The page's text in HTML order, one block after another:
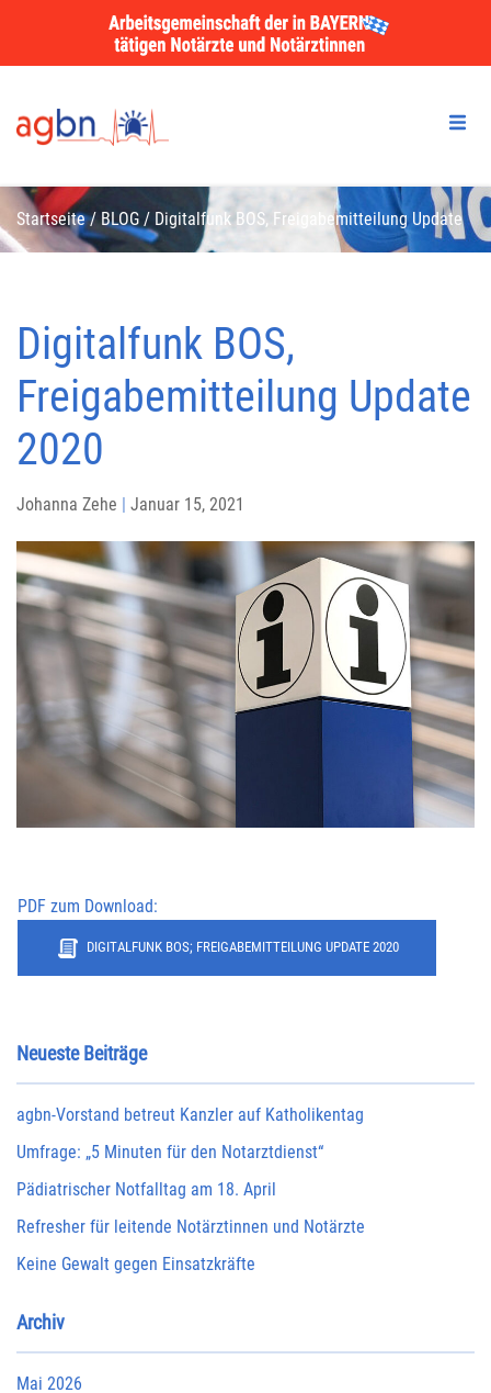
Startseite/BLOG / Digitalfunk BOS, Freigabemitteilung Update
Digitalfunk BOS,
Freigabemitteilung Update
2020
Johanna Zehe | Januar 15, 2021
PDF zum Download:
DIGITALFUNK BOS; FREIGABEMITTEILUNG UPDATE 2020
Neueste Beiträge
agbn-Vorstand betreut Kanzler auf Katholikentag
Umfrage: „5 Minuten für den Notarztdienst“
Pädiatrischer Notfalltag am 18. April
Refresher für leitende Notärztinnen und Notärzte
Keine Gewalt gegen Einsatzkräfte
Archiv
Mai 2026